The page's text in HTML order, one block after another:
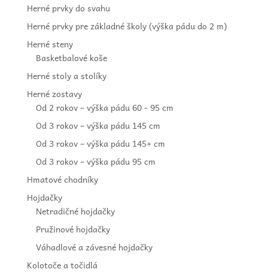
Herné prvky do svahu
Herné prvky pre základné školy (výška pádu do 2 m)
Herné steny
Basketbalové koše
Herné stoly a stolíky
Herné zostavy
Od 2 rokov – výška pádu 60 - 95 cm
Od 3 rokov – výška pádu 145 cm
Od 3 rokov – výška pádu 145+ cm
Od 3 rokov – výška pádu 95 cm
Hmatové chodníky
Hojdačky
Netradičné hojdačky
Pružinové hojdačky
Váhadlové a závesné hojdačky
Kolotoče a točidlá